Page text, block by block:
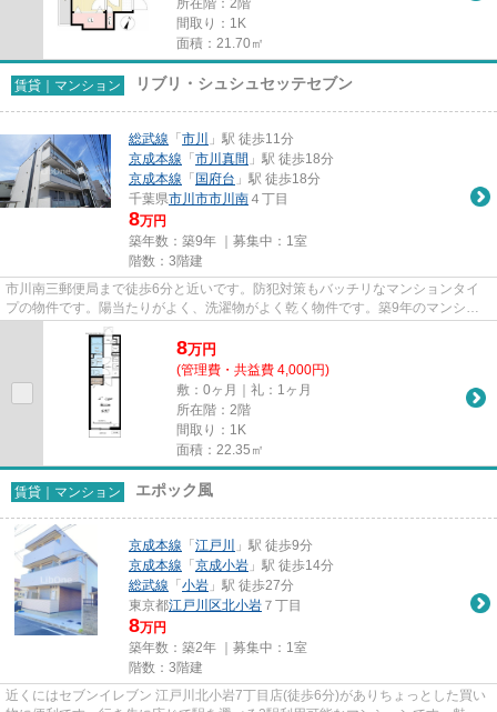
所在階：2階
間取り：1K
面積：21.70㎡
賃貸｜マンション リブリ・シュシュセッテセブン
総武線 「 市川
」駅 徒歩11分
京成本線 「 市川真間 」駅 徒歩18分
京成本線 「 国府台 」駅 徒歩18分
千葉県市川市市川南 ４丁目
8万円
築年数：築9年 ｜募集中： 1室
階数：3階建
市川南三郵便局まで徒歩6分と近いです。防犯対策もバッチリなマンションタイ
プの物件です。陽当たりがよく、洗濯物がよく乾く物件です。築9年のマンショ
ン。市川市エリアと総武線市川...
8万円
(管理費・共益費 4,000円)
敷：0ヶ月｜礼：1ヶ月
所在階：2階
間取り：1K
面積：22.35㎡
賃貸｜マンション エポック風
京成本線 「 江戸川
」駅 徒歩9分
京成本線 「 京成小岩 」駅 徒歩14分
総武線 「 小岩 」駅 徒歩27分
東京都江戸川区北小岩 ７丁目
8万円
築年数：築2年 ｜募集中： 1室
階数：3階建
近くにはセブンイレブン 江戸川北小岩7丁目店(徒歩6分)がありちょっとした買い